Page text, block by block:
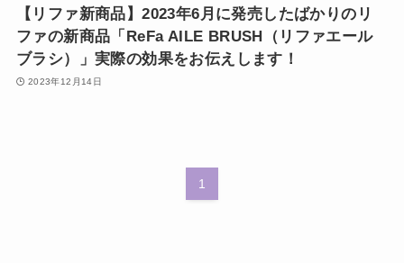
【リファ新商品】2023年6月に発売したばかりのリ
ファの新商品「ReFa AILE BRUSH（リファエール
ブラシ）」実際の効果をお伝えします！
2023年12月14日
1